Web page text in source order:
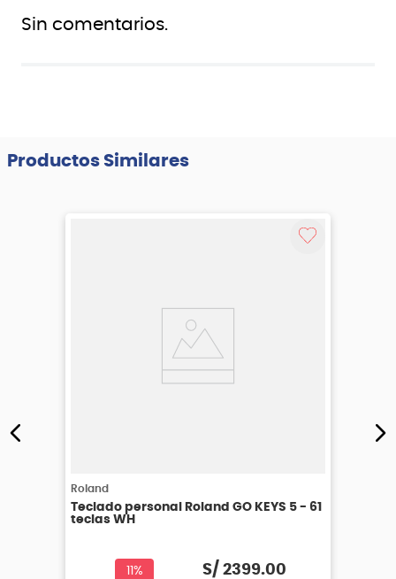
Sin comentarios.
Productos Similares
Roland
Teclado personal Roland GO KEYS 5 - 61
teclas WH
11% S/ 2399.00